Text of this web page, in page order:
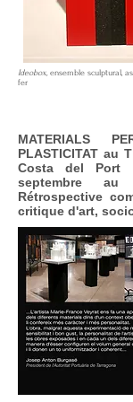
Ideobox, ensemble sculptural,
fer
MATERIALS
PLASTICITAT au
Costa del Port
septembre
Rétrospective
critique d'art,